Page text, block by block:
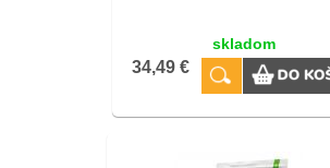
skladom
34,49 €